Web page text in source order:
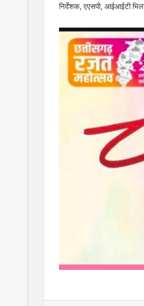
निर्देशक, एएसपी, आईआईटी